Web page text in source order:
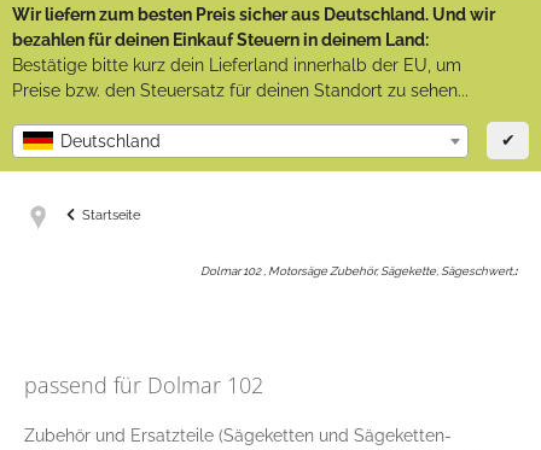
Wir liefern zum besten Preis sicher aus Deutschland. Und wir
bezahlen für deinen Einkauf Steuern in deinem Land:
Bestätige bitte kurz dein Lieferland innerhalb der EU, um
Preise bzw. den Steuersatz für deinen Standort zu sehen...
Deutschland ✔
Startseite
Dolmar 102 , Motorsäge Zubehör, Sägekette, Sägeschwert,:
passend für Dolmar 102
Zubehör und Ersatzteile (Sägeketten und Sägeketten-